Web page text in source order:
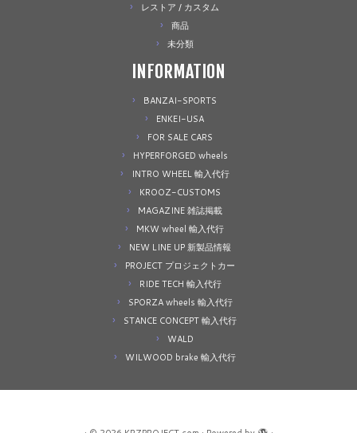
レストア / カスタム
商品
未分類
INFORMATION
BANZAI-SPORTS
ENKEI-USA
FOR SALE CARS
HYPERFORGED wheels
INTRO WHEEL 輸入代行
KROOZ-CUSTOMS
MAGAZINE 雑誌掲載
MKW wheel 輸入代行
NEW LINE UP 新製品情報
PROJECT プロジェクトカー
RIDE TECH 輸入代行
SPORZA wheels 輸入代行
STANCE CONCEPT 輸入代行
WALD
WILWOOD brake 輸入代行